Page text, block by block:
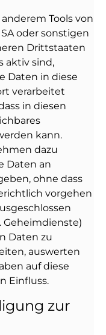
Tools von
oder sonstigen
Drittstaaten
aktiv sind,
Daten in diese
verarbeitet
in diesen
kann.
dazu
Daten an
ohne dass
vorgehen
Geheimdienste)
Daten zu
auswerten
auf diese
Einfluss.
zur